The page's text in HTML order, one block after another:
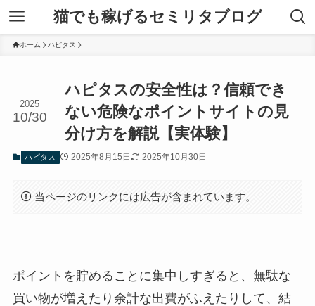
猫でも稼げるセミリタブログ
ホーム ハピタス
ハピタスの安全性は？信頼でき
ない危険なポイントサイトの見
分け方を解説【実体験】
2025
10/30
ハピタス 2025年8月15日 2025年10月30日
当ページのリンクには広告が含まれています。
ポイントを貯めることに集中しすぎると、無駄な
買い物が増えたり余計な出費がふえたりして、結